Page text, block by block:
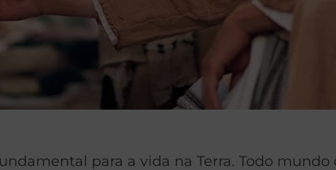
para a vida na Terra. Todo